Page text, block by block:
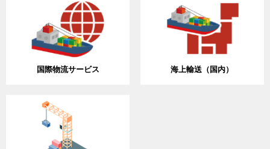
国際物流サービス 海上輸送（国内）